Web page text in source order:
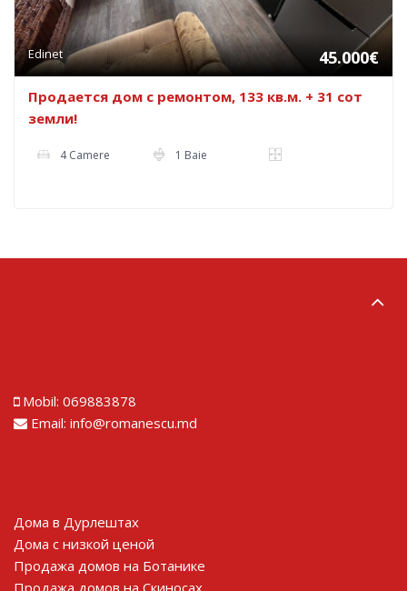
Edinet 45.000€
Продается дом с ремонтом, 133 кв.м. + 31 сот
земли!
4 Camere 1 Baie
Mobil: 069883878
Email: info@romanescu.md
Дома в Дурлештах
Дома с низкой ценой
Продажа домов на Ботанике
Продажа домов на Скиносах